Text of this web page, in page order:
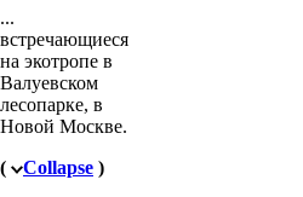
...
встречающиеся
на экотропе в
Валуевском
лесопарке, в
Новой Москве.
(
Collapse )